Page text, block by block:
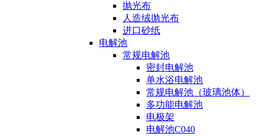
抛光布
人造绒抛光布
进口砂纸
电解池
常规电解池
密封电解池
单水浴电解池
常规电解池（玻璃池体）
多功能电解池
电极架
电解池C040